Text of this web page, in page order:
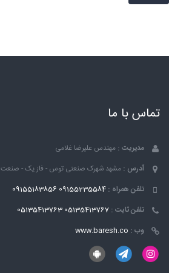
تماس با ما
مدیریت : مهندس علیرضا غلامی
آدرس : مشهد شهرک صنعتی توس - فاز یک - صنعت 11 - قطعه 335
تلفن همراه : 09155235584
09155183856
تلفن ثابت : 05135413767
05135413763
وب : www.baresh.co